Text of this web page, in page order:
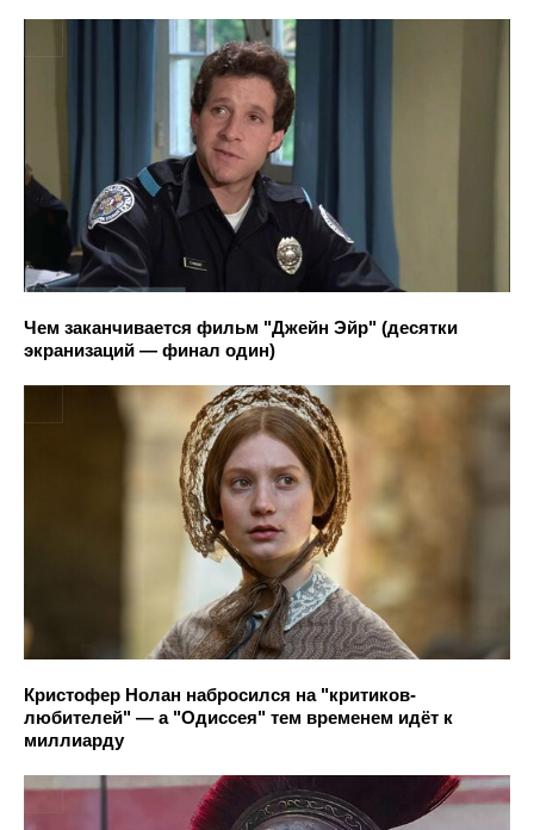
Чем заканчивается фильм "Джейн Эйр" (десятки
экранизаций — финал один)
Кристофер Нолан набросился на "критиков-
любителей" — а "Одиссея" тем временем идёт к
миллиарду